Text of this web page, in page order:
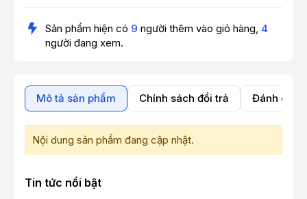
Sản phẩm hiện có 9 người thêm vào giỏ hàng, 4
người đang xem.
Mô tả sản phẩm Chính sách đổi trả Đánh giá
Nội dung sản phẩm đang cập nhật.
Tin tức nổi bật